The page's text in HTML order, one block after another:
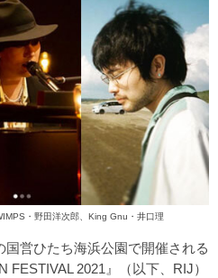
・野田洋次郎、 King Gnu・井口理
営ひたち海浜公園で開催される
2021』（以下、RIJ）